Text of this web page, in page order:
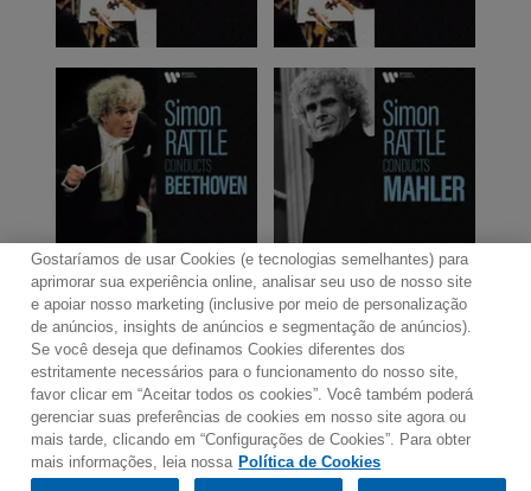
Contato Boletim de Notícias
Termos de Uso
Política de Privacidade
Mapa do Site
Política de Cookies
Configurações de Cookies
Would you prefer to visit our website in English?
Gostaríamos de usar Cookies (e tecnologias semelhantes) para
aprimorar sua experiência online, analisar seu uso de nosso site
e apoiar nosso marketing (inclusive por meio de personalização
de anúncios, insights de anúncios e segmentação de anúncios).
Se você deseja que definamos Cookies diferentes dos
estritamente necessários para o funcionamento do nosso site,
favor clicar em “Aceitar todos os cookies”. Você também poderá
gerenciar suas preferências de cookies em nosso site agora ou
mais tarde, clicando em “Configurações de Cookies”. Para obter
mais informações, leia nossa Política de Cookies